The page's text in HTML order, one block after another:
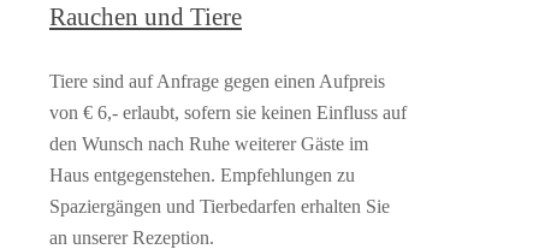
Rauchen und Tiere
Tiere sind auf Anfrage gegen einen Aufpreis
von € 6,- erlaubt, sofern sie keinen Einfluss auf
den Wunsch nach Ruhe weiterer Gäste im
Haus entgegenstehen. Empfehlungen zu
Spaziergängen und Tierbedarfen erhalten Sie
an unserer Rezeption.